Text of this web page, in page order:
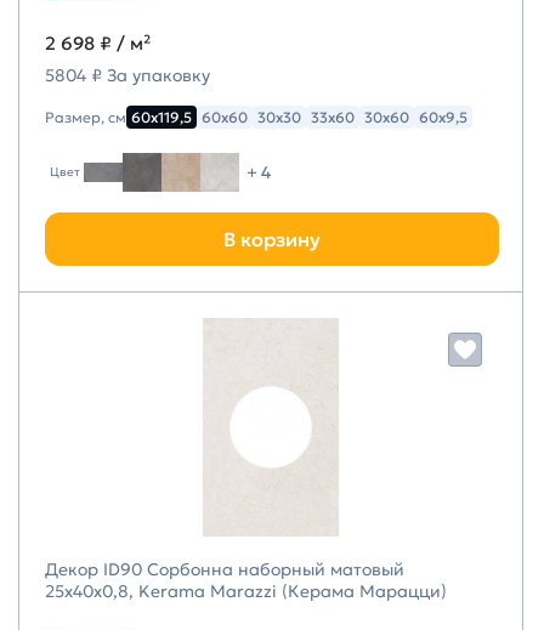
2 698 ₽ / м²
5804 ₽ За упаковку
Размер, см 60х119,5 60х60 30х30 33х60 30х60 60х9,5
Цвет + 4
В корзину
Декор ID90 Сорбонна наборный матовый
25x40x0,8, Kerama Marazzi (Керама Марацци)